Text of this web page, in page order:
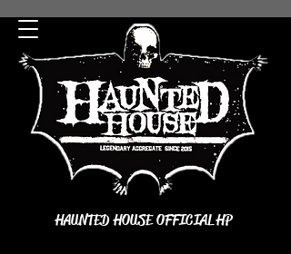
HAUNTED HOUSE OFFICIAL HP